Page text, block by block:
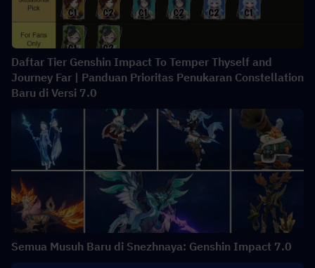
Daftar Tier Genshin Impact To Temper Thyself and
Journey Far | Panduan Prioritas Penukaran Constellation
Baru di Versi 7.0
Semua Musuh Baru di Snezhnaya: Genshin Impact 7.0